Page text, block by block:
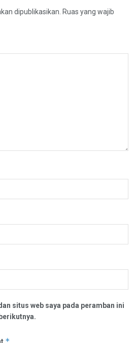
dipublikasikan. Ruas yang wajib
situs web saya pada peramban ini